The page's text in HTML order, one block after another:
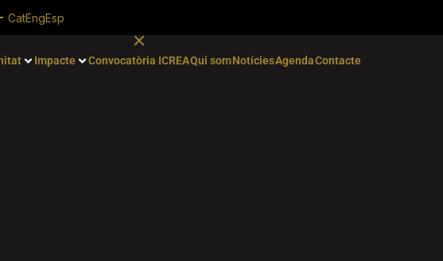
CatEngEsp
Impacte Convocatòria ICREAQui somNotíciesAgendaContacte